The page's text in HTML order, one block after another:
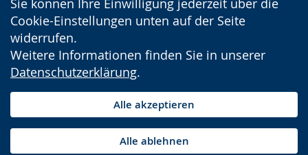
Sie können Ihre Einwilligung jederzeit über die
Cookie-Einstellungen unten auf der Seite
widerrufen.
Weitere Informationen finden Sie in unserer
Datenschutzerklärung.
Alle akzeptieren
Alle ablehnen